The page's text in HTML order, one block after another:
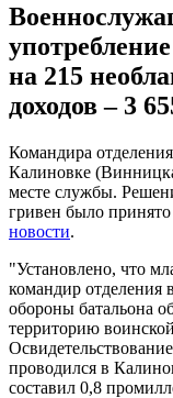
на 215
доходов – 3
Командира
Калиновке
месте службы.
гривен было
новости.
"Установлено, что
командир отделения
обороны батальона
территорию
проводился в
составил 0,8